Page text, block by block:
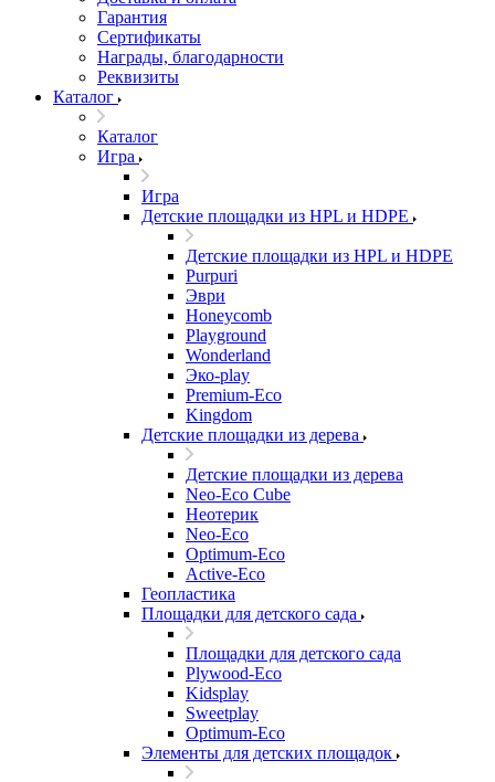
Гарантия
Сертификаты
Награды, благодарности
Реквизиты
Каталог
Каталог
Игра
Игра
Детские площадки из HPL и HDPE
Детские площадки из HPL и HDPE
Purpuri
Эври
Honeycomb
Playground
Wonderland
Эко-play
Premium-Eco
Kingdom
Детские площадки из дерева
Детские площадки из дерева
Neo-Eco Cube
Неотерик
Neo-Eco
Оptimum-Еco
Active-Eco
Геопластика
Площадки для детского сада
Площадки для детского сада
Plywood-Eco
Kidsplay
Sweetplay
Оptimum-Еco
Элементы для детских площадок